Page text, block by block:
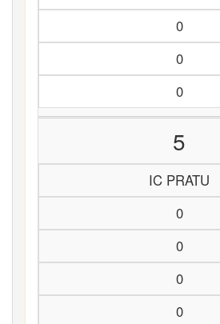
0
0
0
5
IC PRATU
0
0
0
0